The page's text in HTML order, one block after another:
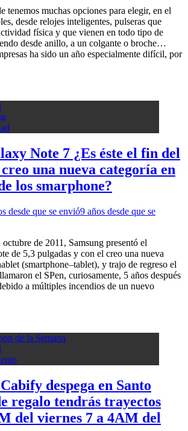
tenemos muchas opciones para elegir, en el
desde relojes inteligentes, pulseras que
física y que vienen en todo tipo de
desde anillo, a un colgante o broche…
ha sido un año especialmente difícil, por
Note 7 ¿Es éste el fin del
una nueva categoría en
los smarphone?
desde que se envió9 años desde que se
de 2011, Samsung presentó el
de 5,3 pulgadas y con el creo una nueva
(smartphone–tablet), y trajo de regreso el
el SPen, curiosamente, 5 años después
a múltiples incendios de un nuevo
de la Semana
despega en Santo
regalo tendrás trayectos
del viernes 7 a 4AM del